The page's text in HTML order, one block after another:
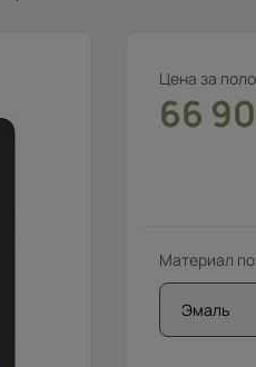
Цена за
66
Материал
Эмаль